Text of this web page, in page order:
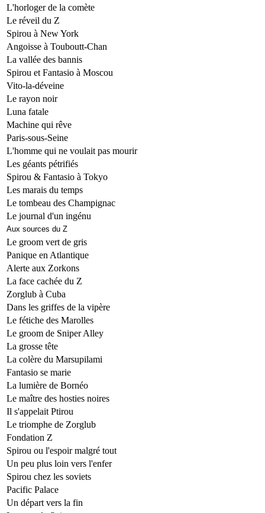
L'horloger de la comète
Le réveil du Z
Spirou à New York
Angoisse à Touboutt-Chan
La vallée des bannis
Spirou et Fantasio à Moscou
Vito-la-déveine
Le rayon noir
Luna fatale
Machine qui rêve
Paris-sous-Seine
L'homme qui ne voulait pas mourir
Les géants pétrifiés
Spirou & Fantasio à Tokyo
Les marais du temps
Le tombeau des Champignac
Le journal d'un ingénu
Aux sources du Z
Le groom vert de gris
Panique en Atlantique
Alerte aux Zorkons
La face cachée du Z
Zorglub à Cuba
Dans les griffes de la vipère
Le fétiche des Marolles
Le groom de Sniper Alley
La grosse tête
La colère du Marsupilami
Fantasio se marie
La lumière de Bornéo
Le maître des hosties noires
Il s'appelait Ptirou
Le triomphe de Zorglub
Fondation Z
Spirou ou l'espoir malgré tout
Un peu plus loin vers l'enfer
Spirou chez les soviets
Pacific Palace
Un départ vers la fin